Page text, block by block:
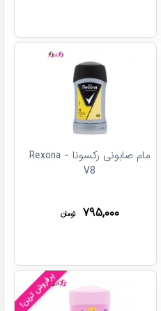
مام صابونی رکسونا - Rexona
V8
۷۹۵,۰۰۰ تومان
پرفروش ترین!